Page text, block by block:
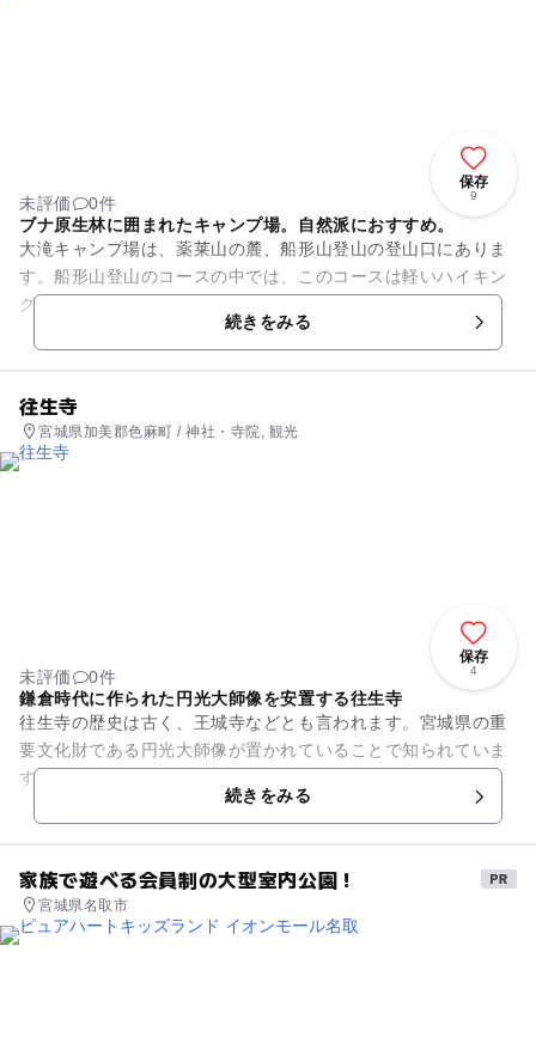
保存
9
未評価
0件
ブナ原生林に囲まれたキャンプ場。自然派におすすめ。
大滝キャンプ場は、薬莱山の麓、船形山登山の登山口にありま
す。船形山登山のコースの中では、このコースは軽いハイキン
グコースになっています。キャンプ場はブナの原生林に囲まれ
た自然豊かな環境。簡素な作...続きをみる
往生寺
宮城県加美郡色麻町 / 神社・寺院, 観光
保存
4
未評価
0件
鎌倉時代に作られた円光大師像を安置する往生寺
往生寺の歴史は古く、王城寺などとも言われます。宮城県の重
要文化財である円光大師像が置かれていることで知られていま
す。円光大師とは浄土宗の開祖法然上人のことです。円光大師
の彫刻や画像は数多く作られ...続きをみる
家族で遊べる会員制の大型室内公園！
宮城県名取市